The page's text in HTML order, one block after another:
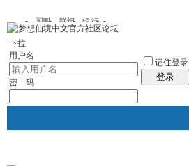
图酷 群组 银行
下拉
用户名
密 码
记住登录
登录